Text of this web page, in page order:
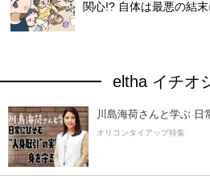
関心!? 自体は最悪の結
eltha イチオ
川島海荷さんと学ぶ 日
オリコンタイアップ特集